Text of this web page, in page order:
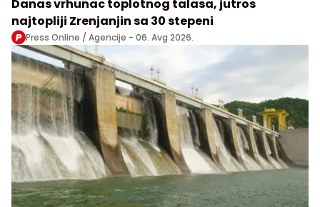
Danas vrhunac toplotnog talasa, jutros
najtopliji Zrenjanjin sa 30 stepeni
Press Online / Agencije - 06. Avg 2026.